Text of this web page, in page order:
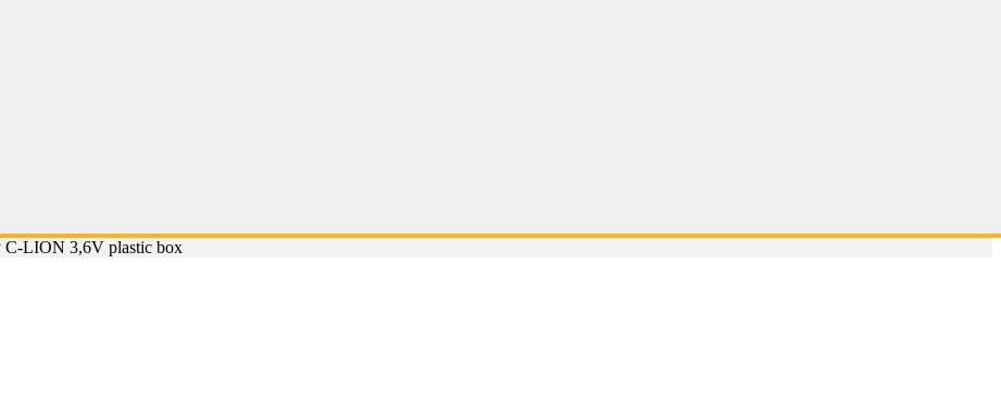
C-LION 3,6V plastic box